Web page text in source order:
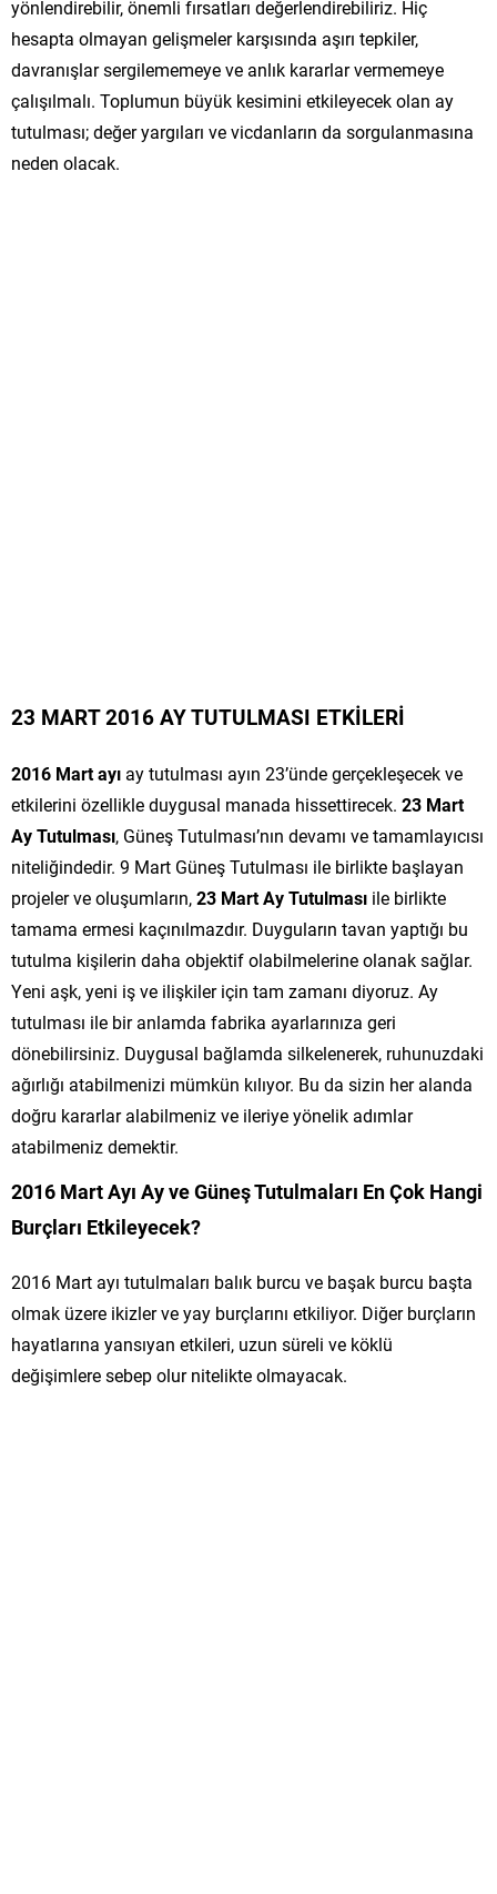
yönlendirebilir, önemli fırsatları değerlendirebiliriz. Hiç
hesapta olmayan gelişmeler karşısında aşırı tepkiler,
davranışlar sergilememeye ve anlık kararlar vermemeye
çalışılmalı. Toplumun büyük kesimini etkileyecek olan ay
tutulması; değer yargıları ve vicdanların da sorgulanmasına
neden olacak.
23 MART 2016 AY TUTULMASI ETKİLERİ
2016 Mart ayı ay tutulması ayın 23’ünde gerçekleşecek ve
etkilerini özellikle duygusal manada hissettirecek. 23 Mart
Ay Tutulması, Güneş Tutulması’nın devamı ve tamamlayıcısı
niteliğindedir. 9 Mart Güneş Tutulması ile birlikte başlayan
projeler ve oluşumların,23 Mart Ay Tutulması ile birlikte
tamama ermesi kaçınılmazdır. Duyguların tavan yaptığı bu
tutulma kişilerin daha objektif olabilmelerine olanak sağlar.
Yeni aşk, yeni iş ve ilişkiler için tam zamanı diyoruz. Ay
tutulması ile bir anlamda fabrika ayarlarınıza geri
dönebilirsiniz. Duygusal bağlamda silkelenerek, ruhunuzdaki
ağırlığı atabilmenizi mümkün kılıyor. Bu da sizin her alanda
doğru kararlar alabilmeniz ve ileriye yönelik adımlar
atabilmeniz demektir.
2016 Mart Ayı Ay ve Güneş Tutulmaları En Çok Hangi
Burçları Etkileyecek?
2016 Mart ayı tutulmaları balık burcu ve başak burcu başta
olmak üzere ikizler ve yay burçlarını etkiliyor. Diğer burçların
hayatlarına yansıyan etkileri, uzun süreli ve köklü
değişimlere sebep olur nitelikte olmayacak.